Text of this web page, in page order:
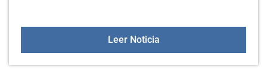
Leer NoticiaNUEVOS MODELOS DE